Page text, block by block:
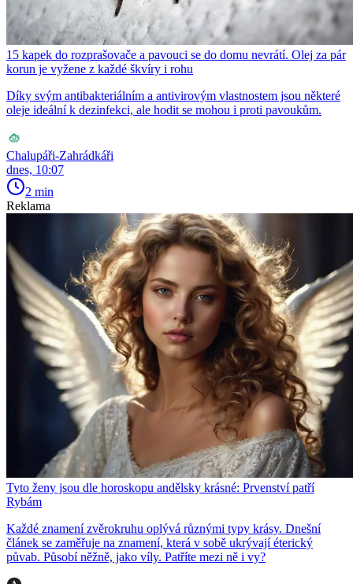
15 kapek do rozprašovače a pavouci se do domu nevrátí. Olej za pár
korun je vyžene z každé škvíry i rohu
Díky svým antibakteriálním a antivirovým vlastnostem jsou některé
oleje ideální k dezinfekci, ale hodit se mohou i proti pavoukům.
Chalupáři-Zahrádkáři
dnes, 10:07
2 min
Reklama
Tyto ženy jsou dle horoskopu andělsky krásné: Prvenství patří
Rybám
Každé znamení zvěrokruhu oplývá různými typy krásy. Dnešní
článek se zaměřuje na znamení, která v sobě ukrývají éterický
půvab. Působí něžně, jako víly. Patříte mezi ně i vy?